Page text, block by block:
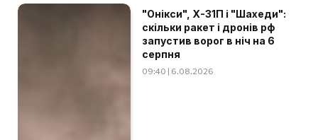
"Онікси", Х-31П і "Шахеди":
скільки ракет і дронів рф
запустив ворог в ніч на 6
серпня
09:40 | 6.08.2026